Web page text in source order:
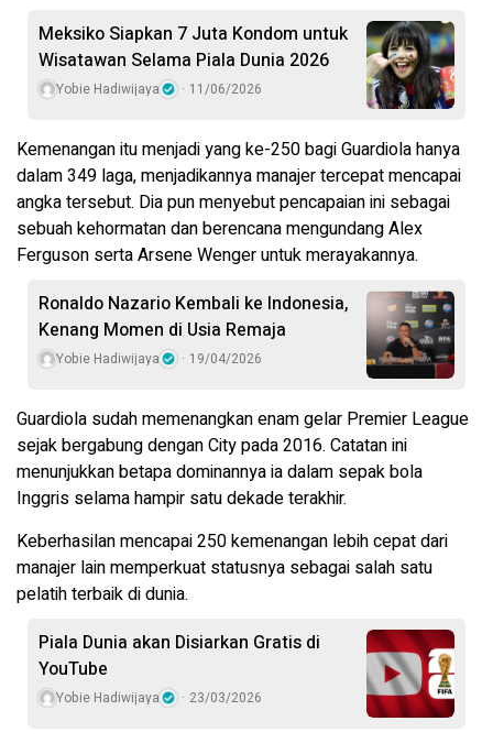
Meksiko Siapkan 7 Juta Kondom untuk
Wisatawan Selama Piala Dunia 2026
Yobie Hadiwijaya 11/06/2026
Kemenangan itu menjadi yang ke-250 bagi Guardiola hanya
dalam 349 laga, menjadikannya manajer tercepat mencapai
angka tersebut. Dia pun menyebut pencapaian ini sebagai
sebuah kehormatan dan berencana mengundang Alex
Ferguson serta Arsene Wenger untuk merayakannya.
Ronaldo Nazario Kembali ke Indonesia,
Kenang Momen di Usia Remaja
Yobie Hadiwijaya 19/04/2026
Guardiola sudah memenangkan enam gelar Premier League
sejak bergabung dengan City pada 2016. Catatan ini
menunjukkan betapa dominannya ia dalam sepak bola
Inggris selama hampir satu dekade terakhir.
Keberhasilan mencapai 250 kemenangan lebih cepat dari
manajer lain memperkuat statusnya sebagai salah satu
pelatih terbaik di dunia.
Piala Dunia akan Disiarkan Gratis di
YouTube
Yobie Hadiwijaya 23/03/2026